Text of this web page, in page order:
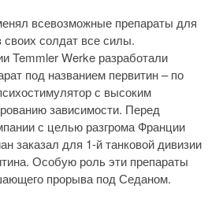
всевозможные препараты для
солдат все силы.
Temmler Werke разработали
под названием первитин – по
с высоким
зависимости. Перед
с целью разгрома Франции
заказал для 1-й танковой дивизии
Особую роль эти препараты
прорыва под Седаном.